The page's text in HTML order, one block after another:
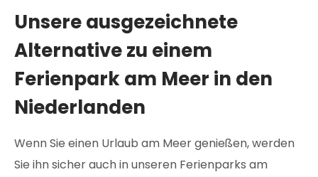
Unsere ausgezeichnete
Alternative zu einem
Ferienpark am Meer in den
Niederlanden
Wenn Sie einen Urlaub am Meer genießen, werden
Sie ihn sicher auch in unseren Ferienparks am